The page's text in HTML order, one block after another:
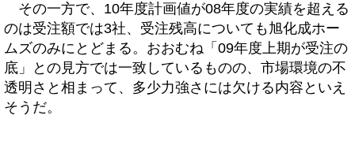
その一方で、10年度計画値が08年度の実績を超える
のは受注額では3社、受注残高についても旭化成ホー
ムズのみにとどまる。おおむね「09年度上期が受注の
底」との見方では一致しているものの、市場環境の不
透明さと相まって、多少力強さには欠ける内容といえ
そうだ。